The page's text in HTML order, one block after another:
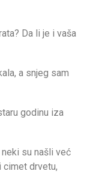
Da li je i vaša
a snjeg sam
godinu iza
su našli već
cimet drvetu,